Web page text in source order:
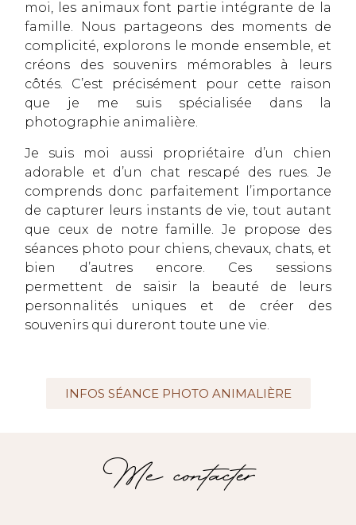
moi, les animaux font partie intégrante de la
famille. Nous partageons des moments de
complicité, explorons le monde ensemble, et
créons des souvenirs mémorables à leurs
côtés. C’est précisément pour cette raison
que je me suis spécialisée dans la
photographie animalière.
Je suis moi aussi propriétaire d’un chien
adorable et d’un chat rescapé des rues. Je
comprends donc parfaitement l’importance
de capturer leurs instants de vie, tout autant
que ceux de notre famille. Je propose des
séances photo pour chiens, chevaux, chats, et
bien d’autres encore. Ces sessions
permettent de saisir la beauté de leurs
personnalités uniques et de créer des
souvenirs qui dureront toute une vie.
INFOS SÉANCE PHOTO ANIMALIÈRE
Me contacter